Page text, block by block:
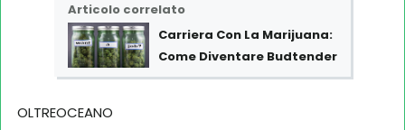
Articolo correlato
Carriera Con La Marijuana:
Come Diventare Budtender
OLTREOCEANO